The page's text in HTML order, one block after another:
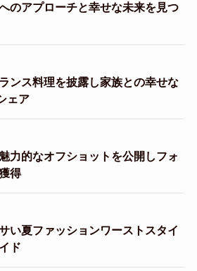
のアプローチと幸せな未来を見つ
ンス料理を披露し家族との幸せな
ェア
力的なオフショットを公開しフォ
得
い夏ファッションワーストスタイ
ド